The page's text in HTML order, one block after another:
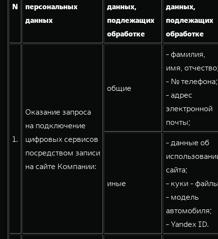
от 6 499 000 ₽ от 10 199 000 ₽
Эстетика нового времени
от 5 699 000 ₽
WEY 80 Лаундж
от 8 099 000 ₽
TANK ФИНАНСЫ
ЦИФРОВЫЕ СЕРВИСЫ TANK
N
персональных
данных
данных,
подлежащих
обработке
данных,
подлежащих
обработке
1.
Оказание запроса
на подключение
цифровых сервисов
посредством записи
на сайте Компании:
общие
- фамилия,
имя,
- № телефона;
- адрес
электронной
почты;
иные
- данные об
сайта;
- куки -
- модель
автомобиля;
- Yandex ID.